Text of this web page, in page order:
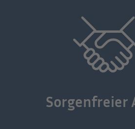
Sorgenfreier